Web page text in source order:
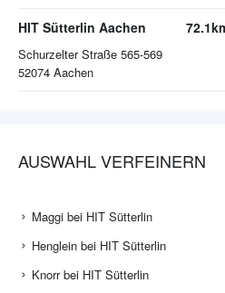
HIT Sütterlin Aachen
Schurzelter Straße 565-569
52074 Aachen
AUSWAHL VERFEINERN
Maggi bei HIT Sütterlin
Henglein bei HIT Sütterlin
Knorr bei HIT Sütterlin